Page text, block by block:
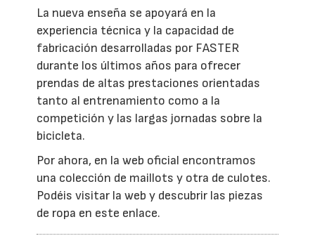
La nueva enseña se apoyará en la
experiencia técnica y la capacidad de
fabricación desarrolladas por FASTER
durante los últimos años para ofrecer
prendas de altas prestaciones orientadas
tanto al entrenamiento como a la
competición y las largas jornadas sobre la
bicicleta.
Por ahora, en la web oficial encontramos
una colección de maillots y otra de culotes.
Podéis visitar la web y descubrir las piezas
de ropa en este enlace.